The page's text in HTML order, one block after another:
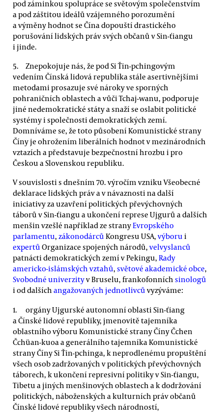
pod záminkou spolupráce se světovým společenstvím
a pod záštitou ideálů vzájemného porozumění
a výměny hodnot se Čína dopouští drastického
porušování lidských práv svých občanů v Sin-ťiangu
i jinde.
Znepokojuje nás, že pod Si Ťin-pchingovým
vedením Čínská lidová republika stále asertivnějšími
metodami prosazuje své nároky ve sporných
pohraničních oblastech a vůči Tchaj-wanu, podporuje
jiné nedemokratické státy a snaží se oslabit politické
systémy i společnosti demokratických zemí.
Domníváme se, že toto působení Komunistické strany
Číny je ohrožením liberálních hodnot v mezinárodních
vztazích a představuje bezpečnostní hrozbu i pro
Českou a Slovenskou republiku.
V souvislosti s dnešním 70. výročím vzniku Všeobecné
deklarace lidských práv a v návaznosti na další
iniciativy za uzavření politických převýchovných
táborů v Sin-ťiangu a ukončení represe Ujgurů a dalších
menšin vzešlé například ze stranyEvropského
parlamentu, zákonodárců Kongresu USA, výboru i
expertů Organizace spojených národů, velvyslanců
patnácti demokratických zemí v Pekingu, Rady
americko-islámských vztahů, světové akademické obce,
Svobodné univerzityv Bruselu, frankofonních sinologů
i od dalších angažovaných jednotlivců vyzýváme:
orgány Ujgurské autonomní oblasti Sin-ťiang
a Čínské lidové republiky, jmenovitě tajemníka
oblastního výboru Komunistické strany Číny Čchen
Čchüan-kuoa a generálního tajemníka Komunistické
strany Číny Si Ťin-pchinga, k neprodlenému propuštění
všech osob zadržovaných v politických převýchovných
táborech, k ukončení represivní politiky v Sin-ťiangu,
Tibetu a jiných menšinových oblastech a k dodržování
politických, náboženských a kulturních práv občanů
Čínské lidové republiky všech národností,